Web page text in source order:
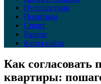
Путешествия
Политика
Спорт
Разное
Карта сайта
Как согласовать
квартиры: